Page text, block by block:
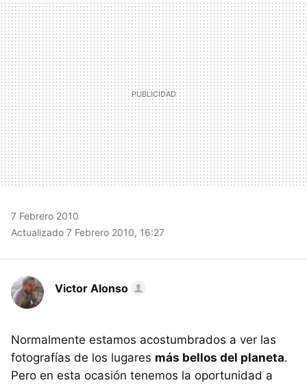
MAIL
7 Febrero 2010
Actualizado 7 Febrero 2010, 16:27
Victor Alonso
Normalmente estamos acostumbrados a ver las
fotografías de los lugares más bellos del planeta.
Pero en esta ocasión tenemos la oportunidad a